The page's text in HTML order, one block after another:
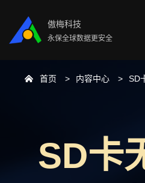
傲梅科技
永保全球数据更安全
首页
数据恢复
首页 内容中心 SD
SD卡